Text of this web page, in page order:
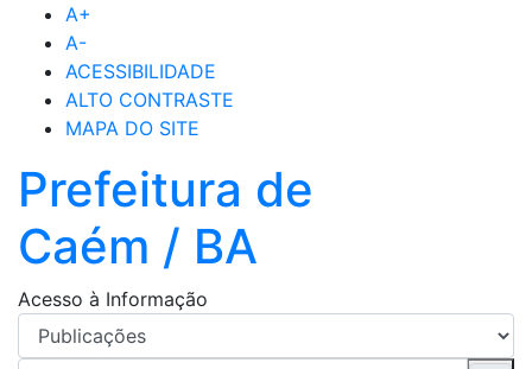
A+
A-
ACESSIBILIDADE
ALTO CONTRASTE
MAPA DO SITE
Prefeitura de
Caém / BA
Acesso à Informação